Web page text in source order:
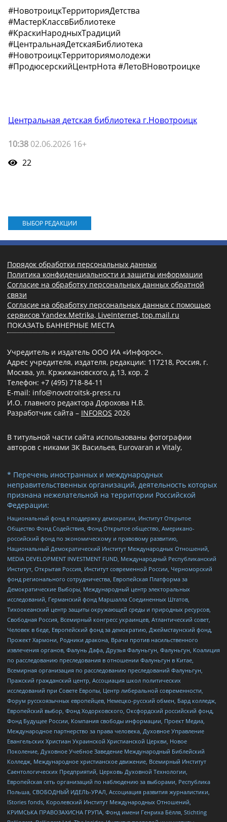
#НовотроицкТерриторияДетства
#МастерКлассвБиблиотеке
#КраскиНародныхТрадиций
#ЦентральнаяДетскаяБиблиотека
#НовотроицкТерриториямолодежи
#ПродюсерскийЦентрНота #ЛетоВНовотроицке
Центральная детская библиотека г.Новотроицк
10:38 02.06.2026 16+
22
ВЫБОР РЕДАКЦИИ
Порядок обработки персональных данных
Политика конфиденциальности и защиты информации
Согласие на обработку персональных данных обратной
связи
Согласие на обработку персональных данных с помощью
сервисов Yandex.Metrika, LiveInternet, top.mail.ru
ПОКАЗАТЬ БАННЕРНЫЕ МЕСТА
Учредитель и издатель ООО ИА «Инфорос».
Адрес учредителя, издателя, редакции: 117218, Россия, г.
Москва, ул. Кржижановского, д.13, кор. 2
Телефон: +7 (495) 718-84-11
E-mail: info@novotroitsk-press.ru
И.О. главного редактора Дорохова Н.В.
Разработчик сайта – INFOROS 2026
В титульной части сайта использованы фотографии
авторов с никами ЗК Васильев, Eurovaran и Vitaly,
* Перечень иностранных и международных
неправительственных организаций, деятельность которых
признана нежелательной на территории Российской
Федерации:
Национальный фонд в поддержку демократии, Институт Открытое
Общество Фонд Содействия, Фонд Открытое общество, Американо-
российский фонд по экономическому и правовому развитию,
Национальный Демократический Институт Международных Отношений,
MEDIA DEVELOPMENT INVESTMENT FUND, Международный Республиканский
Институт, Открытая Россия, Институт современной России, Черноморский
фонд регионального сотрудничества, Европейская Платформа за
Демократические Выборы, Международный центр электоральных
исследований, Германский фонд Маршалла Соединенных Штатов,
Тихоокеанский центр защиты окружающей среды и природных ресурсов,
Свободная Россия, Всемирный конгресс украинцев, Атлантический совет,
Человек в беде, Европейский фонд за демократию, Джеймстаунский фонд,
Прожект Хармони, Родники дракона, Врачи против насильственного
извлечения органов, Фалунь Дафа, Друзья Фалуньгун, Фалуньгун, Коалиция
по расследованию преследования в отношении Фалуньгун в Китае,
Всемирная организация по расследованию преследований Фалуньгун,
Пражский гражданский центр, Ассоциация школ политических
исследований при Совете Европы, Центр либеральной современности,
Форум русскоязычных европейцев, Немецко-русский обмен, Бард колледж,
Европейский выбор, Фонд Ходорковского, Оксфордский российский фонд,
Фонд Будущее России, Компания свободы информации, Проект Медиа,
Международное партнерство за права человека, Духовное Управление
Евангельских Христиан Украинской Христианской Церкви, Новое
Поколение, Духовное Учебное Заведение Международный Библейский
Колледж, Международное христианское движение, Всемирный Институт
Саентологических Предприятий, Церковь Духовной Технологии,
Европейская сеть организаций по наблюдению за выборами, Республика
Польша, СВОБОДНЫЙ ИДЕЛЬ-УРАЛ, Ассоциация развития журналистики,
IStories fonds, Королевский Институт Международных Отношений,
КРИМСЬКА ПРАВОЗАХИСНА ГРУПА, Фонд имени Генриха Бёлля, Stichting